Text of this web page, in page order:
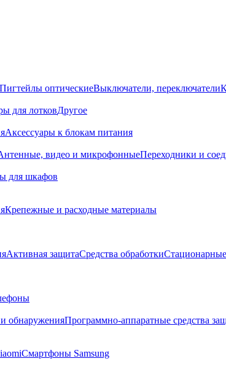
Пигтейлы оптическиеВыключатели, переключатели
для лотковДругое
Аксессуары к блокам питания
видео и микрофонныеПереходники и
для шкафов
Крепежные и расходные материалы
Активная защитаСредства обработки
обнаруженияПрограммно-аппаратные средства
Смартфоны Samsung